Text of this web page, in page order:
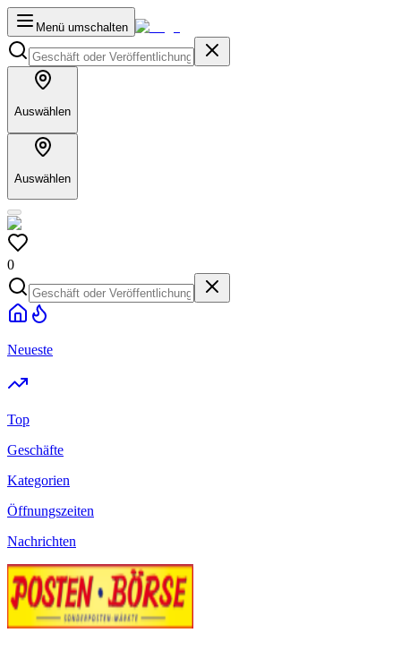
Menü umschalten
Auswählen
Auswählen
0
Neueste
Top
Geschäfte
Kategorien
Öffnungszeiten
Nachrichten